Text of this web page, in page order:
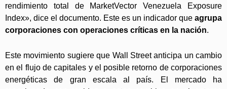
rendimiento total de MarketVector Venezuela Exposure
Index», dice el documento. Este es un indicador que agrupa
corporaciones con operaciones críticas en la nación.
Este movimiento sugiere que Wall Street anticipa un cambio
en el flujo de capitales y el posible retorno de corporaciones
energéticas de gran escala al país. El mercado ha